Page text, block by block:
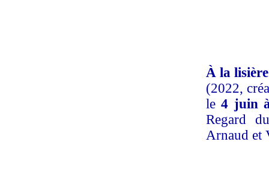
À la
(2022,
le4 juin
Regard
Arnaud et